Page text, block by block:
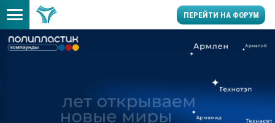
ПЕРЕЙТИ НА ФОРУМ
29.07.2026 ФРП помог
заводу пластмасс"